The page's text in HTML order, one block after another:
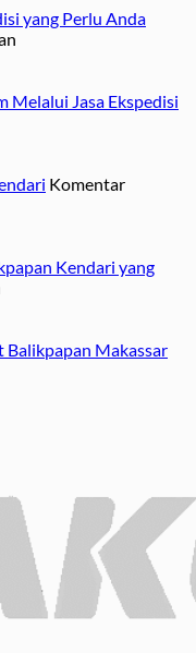
yang Perlu Anda
Kirim
yang
Melalui Jasa Ekspedisi
Komentar
Kendari yang
Cat
Balikpapan Makassar